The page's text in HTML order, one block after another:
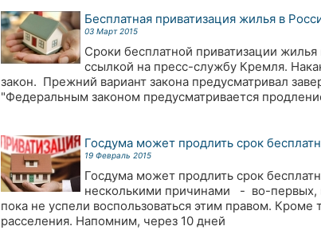
Бесплатная приватизация жилья в
03 Март 2015
Сроки бесплатной приватизации
ссылкой на пресс-службу Кремля.
закон. Прежний вариант закона предусматривал
"Федеральным законом предусматривается
Госдума может продлить срок
19 Февраль 2015
Госдума может продлить срок
несколькими причинами - во-первых,
пока не успели воспользоваться этим правом.
расселения. Напомним, через 10 дней